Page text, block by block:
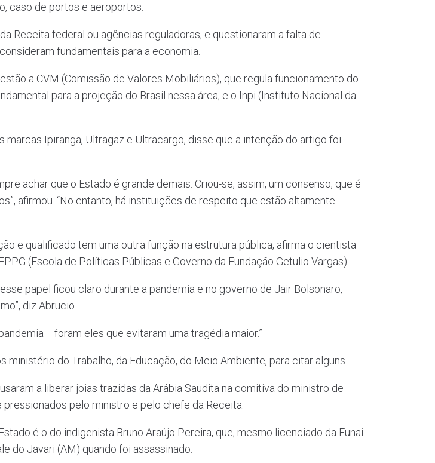
caso de portos e aeroportos.
Receita federal ou agências reguladoras, e questionaram a falta de
fundamentais para a economia.
a CVM (Comissão de Valores Mobiliários), que regula funcionamento do
para a projeção do Brasil nessa área, e o Inpi (Instituto Nacional da
Ipiranga, Ultragaz e Ultracargo, disse que a intenção do artigo foi
achar que o Estado é grande demais. Criou-se, assim, um consenso, que é
afirmou. “No entanto, há instituições de respeito que estão altamente
e qualificado tem uma outra função na estrutura pública, afirma o cientista
(Escola de Políticas Públicas e Governo da Fundação Getulio Vargas).
papel ficou claro durante a pandemia e no governo de Jair Bolsonaro,
diz Abrucio.
—foram eles que evitaram uma tragédia maior.”
do Trabalho, da Educação, do Meio Ambiente, para citar alguns.
a liberar joias trazidas da Arábia Saudita na comitiva do ministro de
pelo ministro e pelo chefe da Receita.
é o do indigenista Bruno Araújo Pereira, que, mesmo licenciado da Funai
do Javari (AM) quando foi assassinado.